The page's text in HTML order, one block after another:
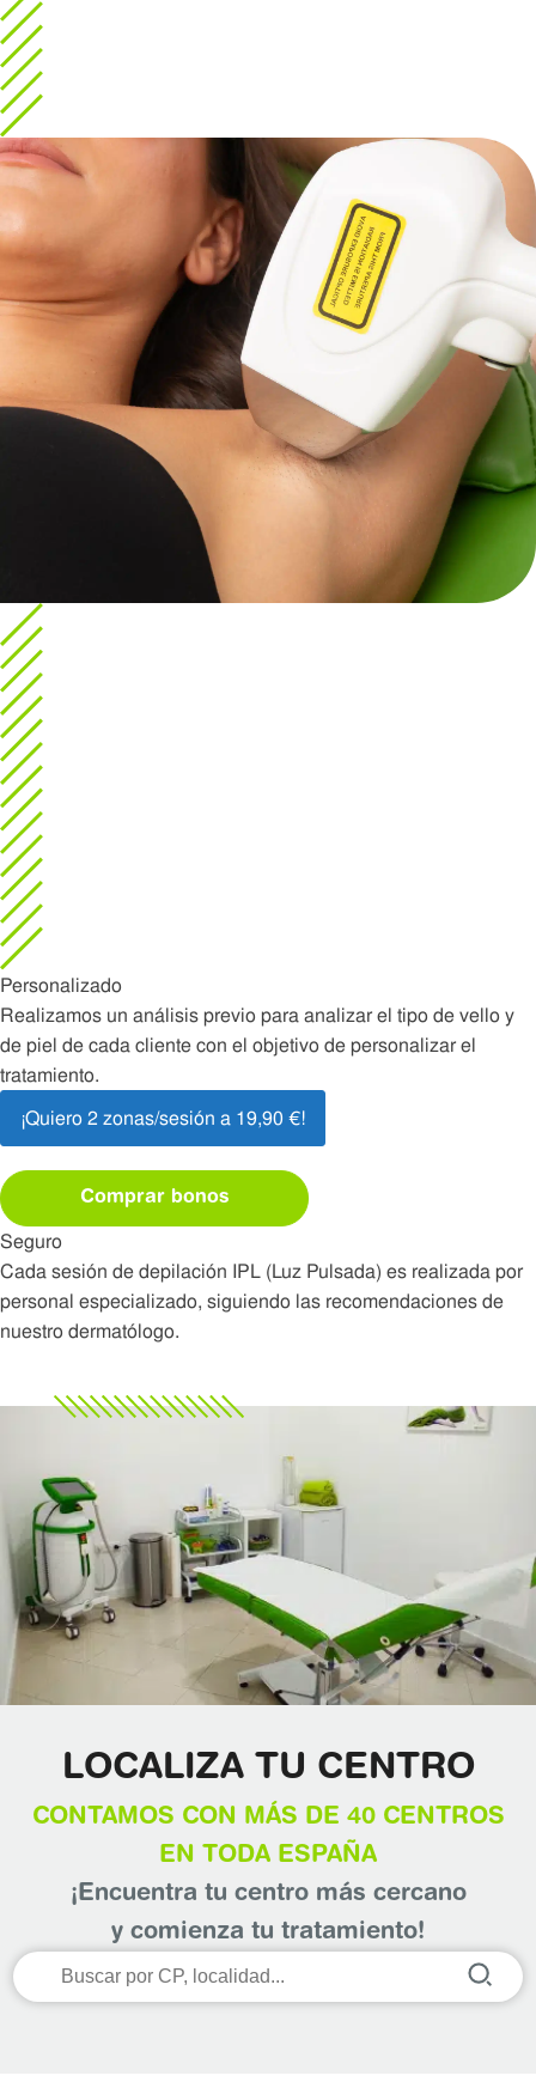
Personalizado
Realizamos un análisis previo para analizar el tipo de vello y
de piel de cada cliente con el objetivo de personalizar el
tratamiento.
¡Quiero 2 zonas/sesión a 19,90 €!
Comprar bonos
Seguro
Cada sesión de depilación IPL (Luz Pulsada) es realizada por
personal especializado, siguiendo las recomendaciones de
nuestro dermatólogo.
LOCALIZA TU CENTRO
CONTAMOS CON MÁS DE 40 CENTROS
EN TODA ESPAÑA
¡Encuentra tu centro más cercano
y comienza tu tratamiento!